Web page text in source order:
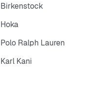
Birkenstock
Hoka
Polo Ralph Lauren
Karl Kani